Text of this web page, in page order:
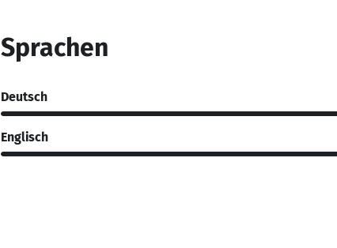
Sprachen
Deutsch
Englisch